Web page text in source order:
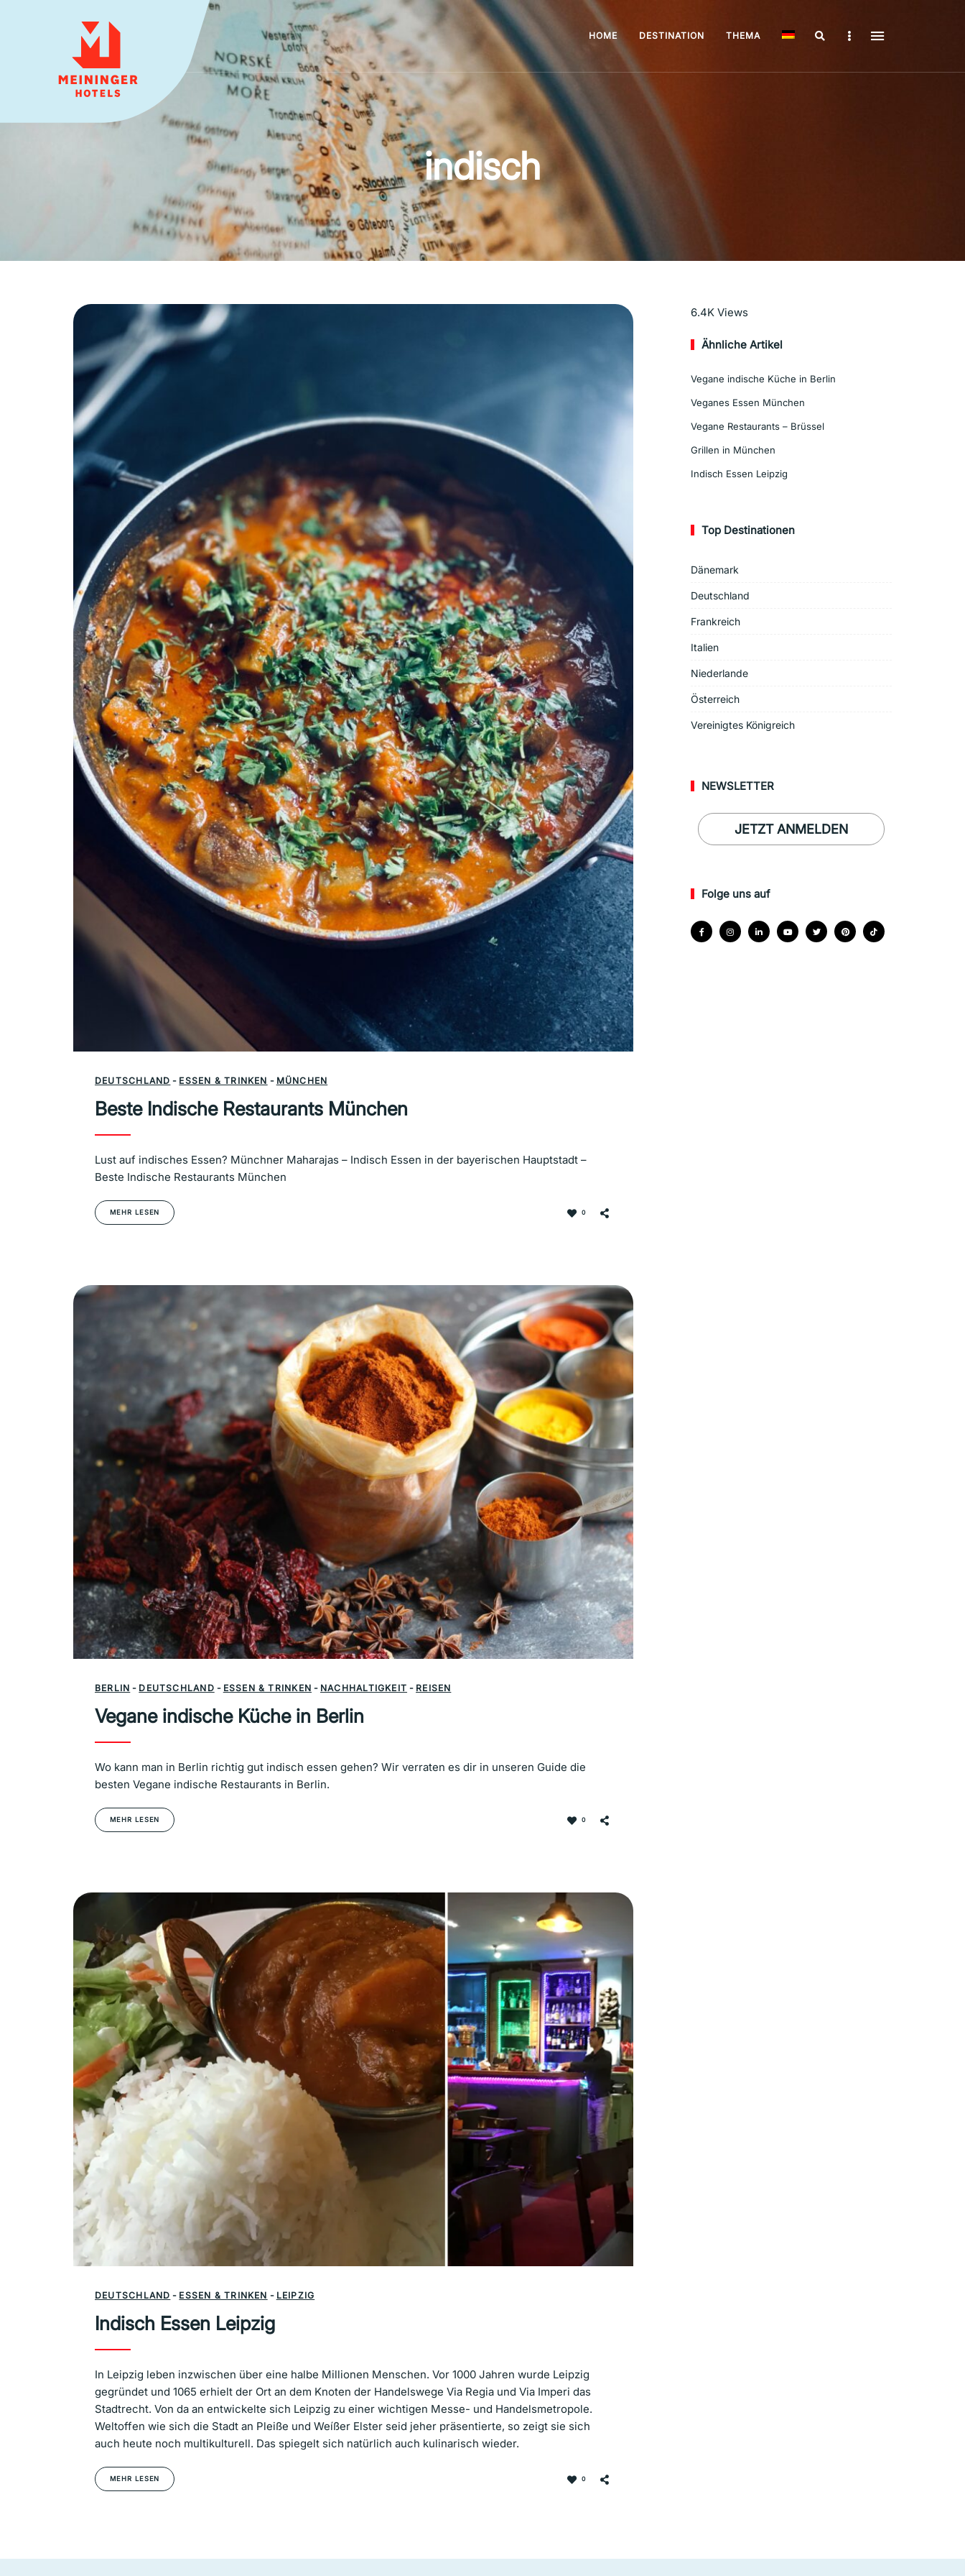
MEININGER HOTELS
HOME DESTINATION THEMA
SearchSidebar
indisch
DEUTSCHLAND - ESSEN & TRINKEN - MÜNCHEN
Beste Indische Restaurants München
Lust auf indisches Essen? Münchner Maharajas – Indisch Essen in der bayerischen Hauptstadt –
Beste Indische Restaurants München
MEHR LESEN 0
BERLIN - DEUTSCHLAND - ESSEN & TRINKEN - NACHHALTIGKEIT - REISEN
Vegane indische Küche in Berlin
Wo kann man in Berlin richtig gut indisch essen gehen? Wir verraten es dir in unseren Guide die
besten Vegane indische Restaurants in Berlin.
MEHR LESEN 0
DEUTSCHLAND - ESSEN & TRINKEN - LEIPZIG
Indisch Essen Leipzig
In Leipzig leben inzwischen über eine halbe Millionen Menschen. Vor 1000 Jahren wurde Leipzig
gegründet und 1065 erhielt der Ort an dem Knoten der Handelswege Via Regia und Via Imperi das
Stadtrecht. Von da an entwickelte sich Leipzig zu einer wichtigen Messe- und Handelsmetropole.
Weltoffen wie sich die Stadt an Pleiße und Weíßer Elster seid jeher präsentierte, so zeigt sie sich
auch heute noch multikulturell. Das spiegelt sich natürlich auch kulinarisch wieder.
MEHR LESEN 0
Mehr lesen
6.4K Views
Ähnliche Artikel
Vegane indische Küche in Berlin
Veganes Essen München
Vegane Restaurants – Brüssel
Grillen in München
Indisch Essen Leipzig
Top Destinationen
Dänemark
Deutschland
Frankreich
Italien
Niederlande
Österreich
Vereinigtes Königreich
NEWSLETTER
JETZT ANMELDEN
Folge uns auf